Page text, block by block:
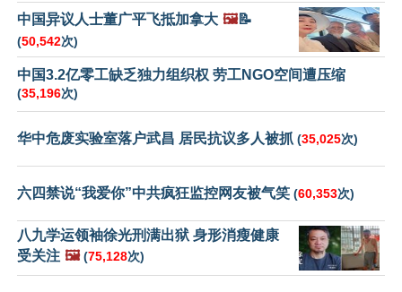
中国异议人士董广平飞抵加拿大 🖼️📝
(50,542次)
中国3.2亿零工缺乏独力组织权 劳工NGO空间遭压缩
(35,196次)
华中危废实验室落户武昌 居民抗议多人被抓 (35,025次)
六四禁说“我爱你”中共疯狂监控网友被气笑 (60,353次)
八九学运领袖徐光刑满出狱 身形消瘦健康
受关注 🖼️ (75,128次)